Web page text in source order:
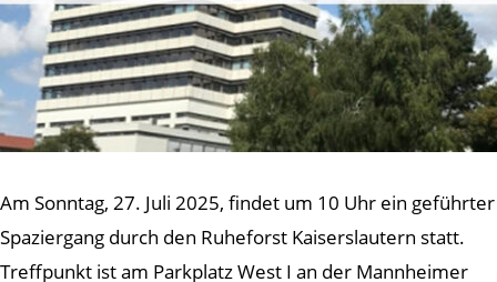
Am Sonntag, 27. Juli 2025, findet um 10 Uhr ein geführter
Spaziergang durch den Ruheforst Kaiserslautern statt.
Treffpunkt ist am Parkplatz West I an der Mannheimer